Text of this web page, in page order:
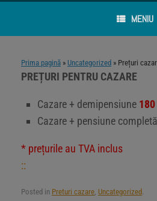
MENIU
Prima pagină » Uncategorized » Prețuri
PREȚURI PENTRU CAZARE
Cazare + demipensiune
Cazare + pensiune completă
* prețurile au TVA inclus
::
Posted in Preturi cazare Uncategorized